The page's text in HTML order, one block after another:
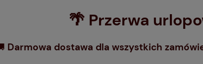
🌴 Przerwa
Darmowa dostawa dla wszystkich